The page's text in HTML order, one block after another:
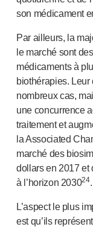
son médicament
Par ailleurs, la
le marché sont
médicaments à
biothérapies. Leur
nombreux cas,
une concurrence
traitement et
la Associated
marché des
dollars en 2017 et
à l’horizon 203024.
L’aspect le plus
est qu’ils